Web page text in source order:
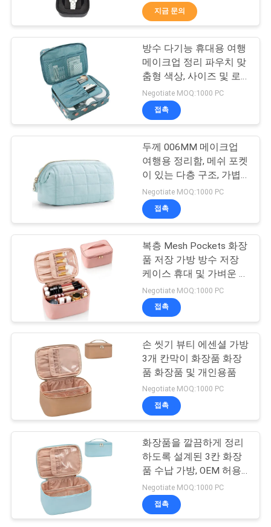
이
PRIVACY
POLICY
지퍼 은행 가방
134
화장품 세정 가방
23
부직포 쇼핑 가방
방수 배낭 가방
지금 문의
방수 다기능 휴대용 여행
메이크업 정리 파우치 맞
춤형 색상, 사이즈 및 로
고 가능
Negotiate MOQ:1000 PC
접촉
두께 006MM 메이크업
여행용 정리함, 메쉬 포켓
이 있는 다층 구조, 가볍
고 내구성이 뛰어나며 휴
대하기 쉬운 화장품 가방
Negotiate MOQ:1000 PC
접촉
복층 Mesh Pockets 화장
품 저장 가방 방수 저장
케이스 휴대 및 가벼운 쉽
게 운반
Negotiate MOQ:1000 PC
접촉
손 씻기 뷰티 에센셜 가방
3개 칸막이 화장품 화장
품 화장품 및 개인용품
Negotiate MOQ:1000 PC
접촉
화장품을 깔끔하게 정리
하도록 설계된 3칸 화장
품 수납 가방, OEM 허용,
내용물 비침 방지 소재
Negotiate MOQ:1000 PC
접촉